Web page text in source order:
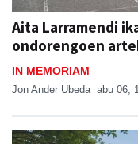
Aita Larramendi
ondorengoen
IN MEMORIAM
Jon Ander Ubeda abu 06,